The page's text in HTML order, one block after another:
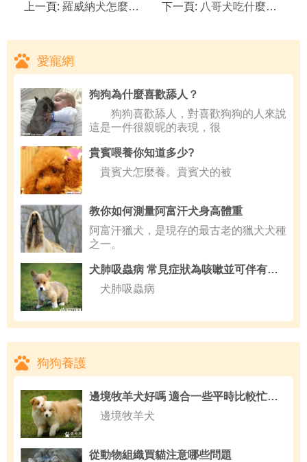
上一頁: 羅威納犬怎麼斷尾？ 下一頁: 八哥犬吃什麼狗糧好？
愛寵網
狗狗為什麼喜歡舔人？
狗狗喜歡舔人，對喜歡狗狗的人來說
這是一件很親昵的表現，很
貴賓喂養你知道多少?
貴賓犬怎麼養。貴賓犬的被
教你如何測量阿富汗犬身高體重
阿富汗獵犬，是現存的最古老的獵犬犬種
之一。
犬肺吸蟲病 常見症狀為咳嗽並可伴有咯血
犬肺吸蟲病
狗狗養護
邊境牧羊犬好嗎 適合一些平時比較忙的家庭
邊境牧羊犬
從動物組織買貓注意哪些問題